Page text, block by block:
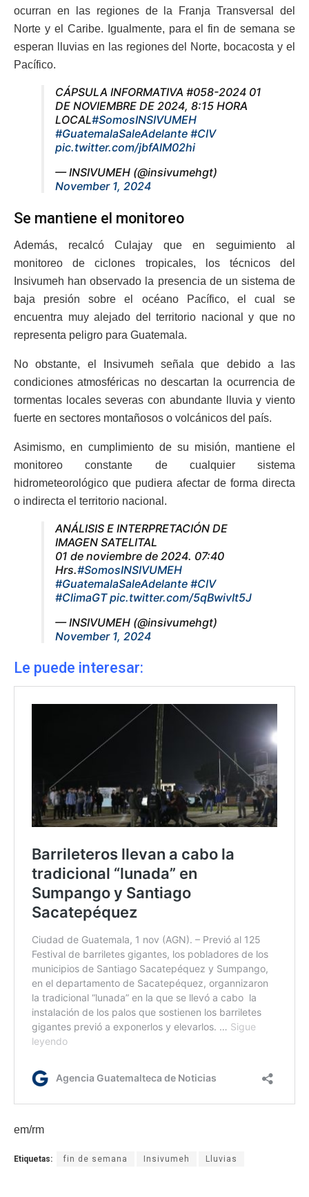
ocurran en las regiones de la Franja Transversal del
Norte y el Caribe. Igualmente, para el fin de semana se
esperan lluvias en las regiones del Norte, bocacosta y el
Pacífico.
CÁPSULA INFORMATIVA #058-2024 01
DE NOVIEMBRE DE 2024, 8:15 HORA
LOCAL#SomosINSIVUMEH
#GuatemalaSaleAdelante #CIV
pic.twitter.com/jbfAlM02hi
— INSIVUMEH (@insivumehgt)
November 1, 2024
Se mantiene el monitoreo
Además, recalcó Culajay que en seguimiento al
monitoreo de ciclones tropicales, los técnicos del
Insivumeh han observado la presencia de un sistema de
baja presión sobre el océano Pacífico, el cual se
encuentra muy alejado del territorio nacional y que no
representa peligro para Guatemala.
No obstante, el Insivumeh señala que debido a las
condiciones atmosféricas no descartan la ocurrencia de
tormentas locales severas con abundante lluvia y viento
fuerte en sectores montañosos o volcánicos del país.
Asimismo, en cumplimiento de su misión, mantiene el
monitoreo constante de cualquier sistema
hidrometeorológico que pudiera afectar de forma directa
o indirecta el territorio nacional.
ANÁLISIS E INTERPRETACIÓN DE
IMAGEN SATELITAL
01 de noviembre de 2024. 07:40
Hrs.#SomosINSIVUMEH
#GuatemalaSaleAdelante #CIV
#ClimaGT pic.twitter.com/5qBwivIt5J
— INSIVUMEH (@insivumehgt)
November 1, 2024
Le puede interesar:
em/rm
Etiquetas: fin de semana Insivumeh Lluvias